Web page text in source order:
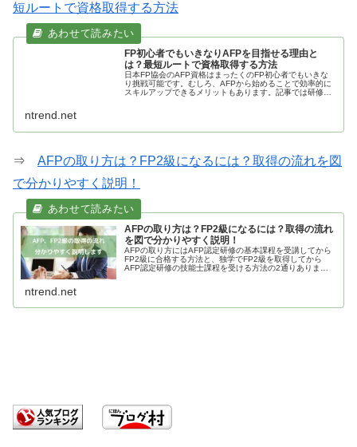
短ルートで資格取得する方法
FP初心者でもいきなりAFPを目指せる理由と
は？最短ルートで資格取得する方法
日本FP協会のAFP資格はまったくのFP初心者でもいきな
り挑戦可能です。むしろ、AFPから始めることで効率的に
スキルアップできるメリットもあります。記事では研修制
ntrend.net
⇒ AFPの取り方は？FP2級になるには？取得の流れを図
で分かりやすく説明！
AFPの取り方は？FP2級になるには？取得の流れ
を図で分かりやすく説明！
AFPの取り方にはAFP認定研修の基本課程を受講してから
FP2級に合格する方法と、独学でFP2級を取得してから
AFP認定研修の技能士課程を受ける方法の2通りありま
ntrend.net